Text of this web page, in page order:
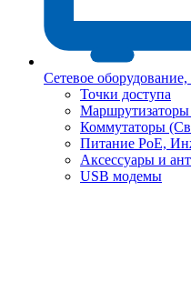
Сетевое
Точки доступа
Коммутаторы
Питание PoE,
Аксессуары и
USB модемы